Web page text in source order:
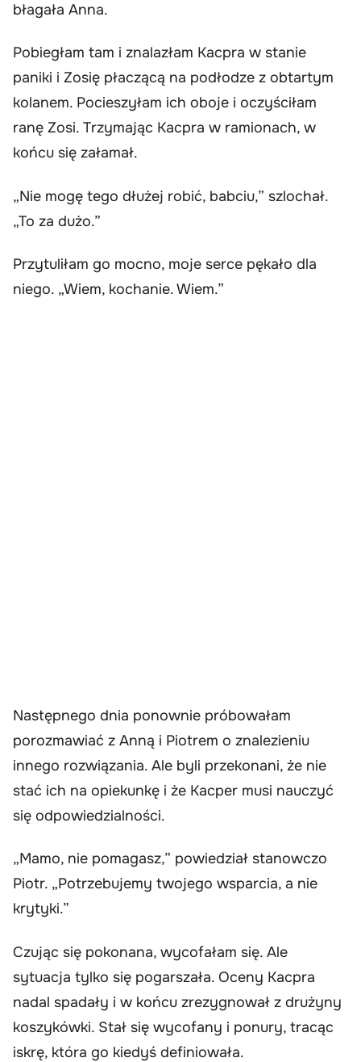
błagała Anna.
Pobiegłam tam i znalazłam Kacpra w stanie
paniki i Zosię płaczącą na podłodze z obtartym
kolanem. Pocieszyłam ich oboje i oczyściłam
ranę Zosi. Trzymając Kacpra w ramionach, w
końcu się załamał.
„Nie mogę tego dłużej robić, babciu,” szlochał.
„To za dużo.”
Przytuliłam go mocno, moje serce pękało dla
niego. „Wiem, kochanie. Wiem.”
Następnego dnia ponownie próbowałam
porozmawiać z Anną i Piotrem o znalezieniu
innego rozwiązania. Ale byli przekonani, że nie
stać ich na opiekunkę i że Kacper musi nauczyć
się odpowiedzialności.
„Mamo, nie pomagasz,” powiedział stanowczo
Piotr. „Potrzebujemy twojego wsparcia, a nie
krytyki.”
Czując się pokonana, wycofałam się. Ale
sytuacja tylko się pogarszała. Oceny Kacpra
nadal spadały i w końcu zrezygnował z drużyny
koszykówki. Stał się wycofany i ponury, tracąc
iskrę, która go kiedyś definiowała.